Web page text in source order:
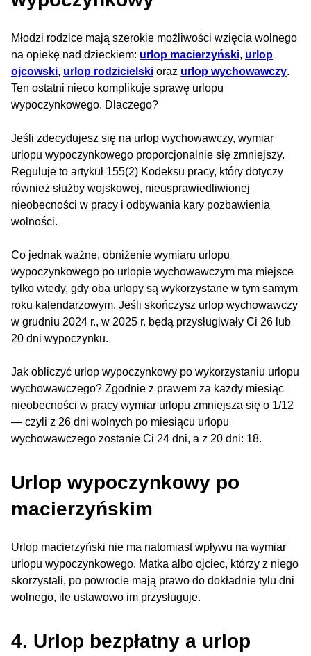
Młodzi rodzice mają szerokie możliwości wzięcia wolnego
na opiekę nad dzieckiem: urlop macierzyński, urlop
ojcowski, urlop rodzicielski oraz urlop wychowawczy.
Ten ostatni nieco komplikuje sprawę urlopu
wypoczynkowego. Dlaczego?
Jeśli zdecydujesz się na urlop wychowawczy, wymiar
urlopu wypoczynkowego proporcjonalnie się zmniejszy.
Reguluje to artykuł 155(2) Kodeksu pracy, który dotyczy
również służby wojskowej, nieusprawiedliwionej
nieobecności w pracy i ​​odbywania kary pozbawienia
wolności.
Co jednak ważne, obniżenie wymiaru urlopu
wypoczynkowego po urlopie wychowawczym ma miejsce
tylko wtedy, gdy oba urlopy są wykorzystane w tym samym
roku kalendarzowym. Jeśli skończysz urlop wychowawczy
w grudniu 2024 r., w 2025 r. będą przysługiwały Ci 26 lub
20 dni wypoczynku.
Jak obliczyć urlop wypoczynkowy po wykorzystaniu urlopu
wychowawczego? Zgodnie z prawem za każdy miesiąc
nieobecności w pracy wymiar urlopu zmniejsza się o 1/12
— czyli z 26 dni wolnych po miesiącu urlopu
wychowawczego zostanie Ci 24 dni, a z 20 dni: 18.
Urlop wypoczynkowy po
macierzyńskim
Urlop macierzyński nie ma natomiast wpływu na wymiar
urlopu wypoczynkowego. Matka albo ojciec, którzy z niego
skorzystali, po powrocie mają prawo do dokładnie tylu dni
wolnego, ile ustawowo im przysługuje.
4. Urlop bezpłatny a urlop